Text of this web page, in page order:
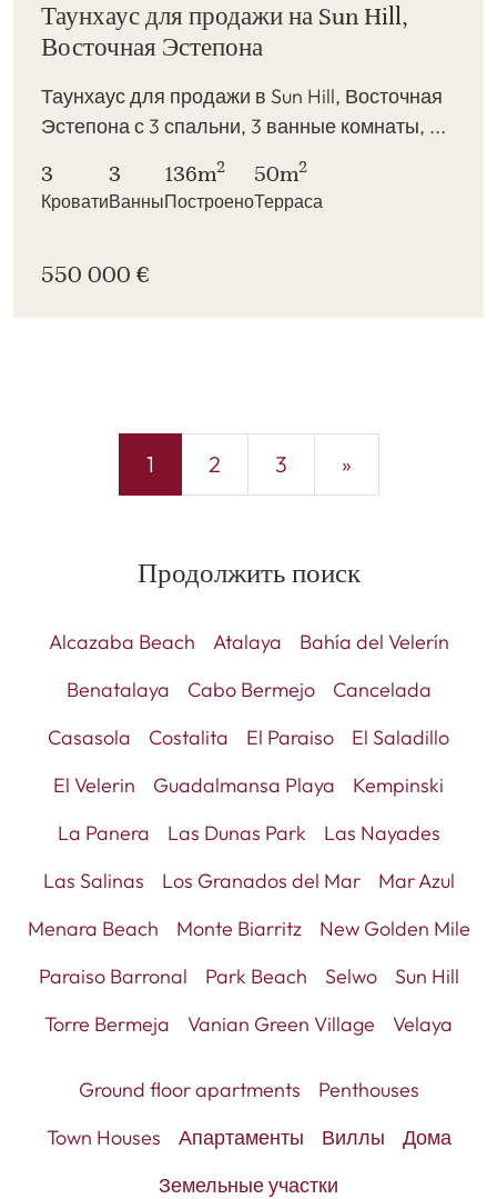
Таунхаус для продажи на Sun Hill,
Восточная Эстепона
Таунхаус для продажи в Sun Hill, Восточная
Эстепона с 3 спальни, 3 ванные комнаты, ...
3
Кровати
3
Ванны
136m2
Построено
50m2
Терраса
550 000 €
1 2 3 »
Продолжить поиск
Alcazaba Beach Atalaya
Bahía del Velerín
Benatalaya
Cabo Bermejo
Cancelada
Casasola
Costalita El Paraiso
El Saladillo
El Velerin
Guadalmansa Playa
Kempinski
La Panera
Las Dunas Park
Las Nayades
Las Salinas
Los Granados del Mar
Mar Azul
Menara Beach
Monte Biarritz
New Golden Mile
Paraiso Barronal
Park Beach Selwo
Sun Hill
Torre Bermeja
Vanian Green Village Velaya
Ground floor apartments
Penthouses
Town Houses
Апартаменты Виллы
Дома
Земельные участки